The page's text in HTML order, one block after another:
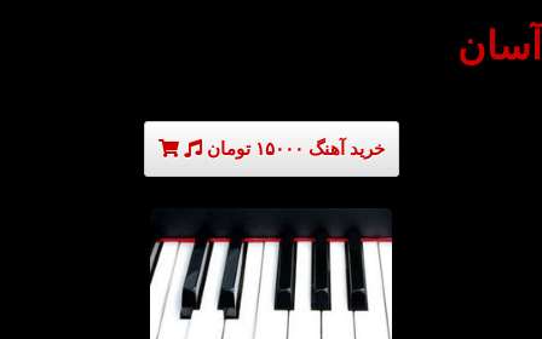
آسان
خرید آهنگ ۱۵۰۰۰ تومان